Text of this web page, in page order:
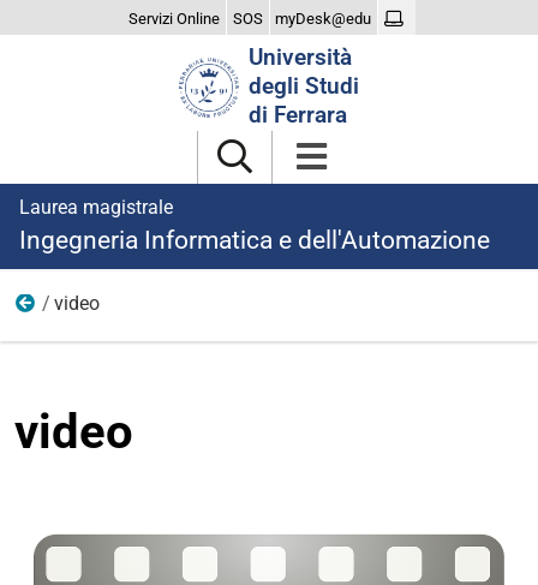
Servizi Online SOS myDesk@edu
Università
degli Studi
di Ferrara
Laurea magistrale
Ingegneria Informatica e dell'Automazione
loghi
video
video